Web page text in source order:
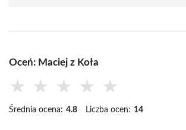
Oceń: Maciej z Koła
★ ★ ★ ★ ★
Średnia ocena: 4.8 Liczba ocen: 14